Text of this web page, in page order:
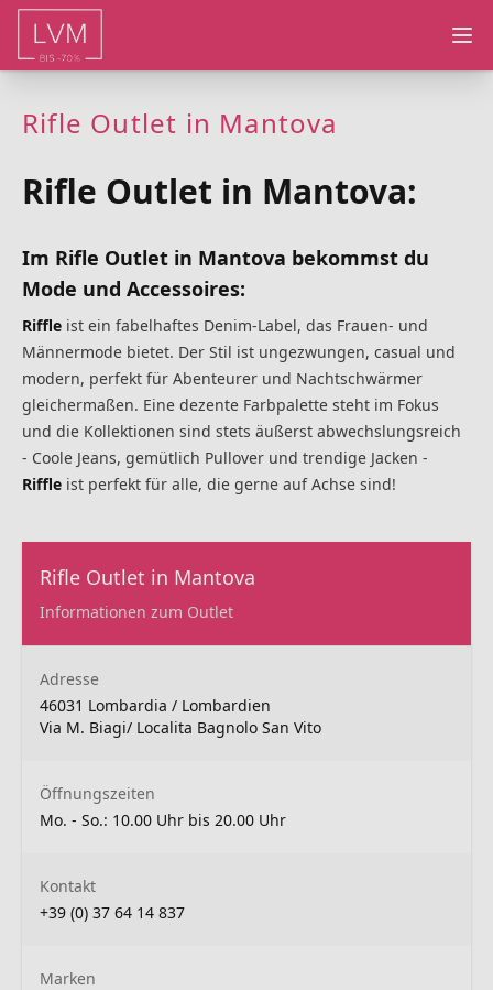
Rifle Outlet in Mantova
Rifle Outlet in Mantova:
Im Rifle Outlet in Mantova bekommst du
Mode und Accessoires:
Riffle ist ein fabelhaftes Denim-Label, das Frauen- und
Männermode bietet. Der Stil ist ungezwungen, casual und
modern, perfekt für Abenteurer und Nachtschwärmer
gleichermaßen. Eine dezente Farbpalette steht im Fokus
und die Kollektionen sind stets äußerst abwechslungsreich
- Coole Jeans, gemütlich Pullover und trendige Jacken -
Riffle ist perfekt für alle, die gerne auf Achse sind!
Rifle Outlet in Mantova
Informationen zum Outlet
Adresse
46031 Lombardia / Lombardien
Via M. Biagi/ Localita Bagnolo San Vito
Öffnungszeiten
Mo. - So.: 10.00 Uhr bis 20.00 Uhr
Kontakt
+39 (0) 37 64 14 837
Marken